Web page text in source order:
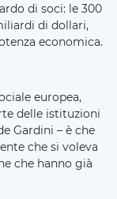
di soci: le 300
di dollari,
economica.
europea,
delle istituzioni
Gardini – è che
che si voleva
che hanno già